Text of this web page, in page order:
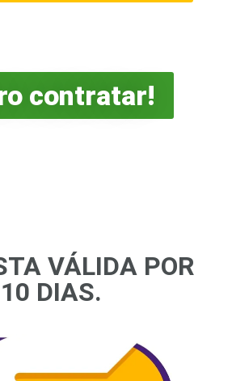
contratar!
VÁLIDA POR
10 DIAS.